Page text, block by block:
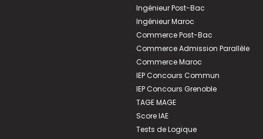
Ingénieur Post-Bac
Ingénieur Maroc
Commerce Post-Bac
Commerce Admission Parallèle
Commerce Maroc
IEP Concours Commun
IEP Concours Grenoble
TAGE MAGE
Score IAE
Tests de Logique